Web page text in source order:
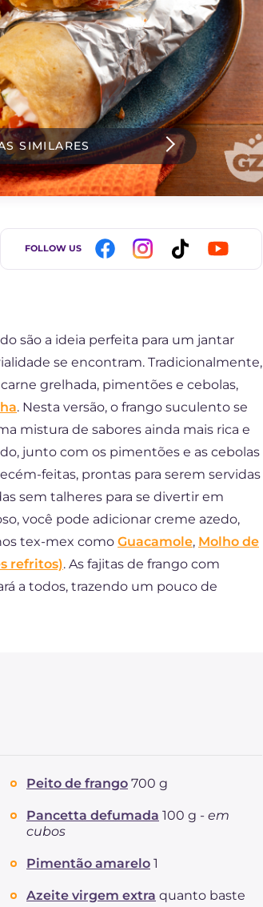
SIMILARES
FOLLOW US
são a ideia perfeita para um jantar
se encontram. Tradicionalmente,
grelhada, pimentões e cebolas,
. Nesta versão, o frango suculento se
mistura de sabores ainda mais rica e
junto com os pimentões e as cebolas
feitas, prontas para serem servidas
sem talheres para se divertir em
você pode adicionar creme azedo,
tex-mex como Guacamole, Molho de
refritos). As fajitas de frango com
a todos, trazendo um pouco de
Peito de frango 700 g
Pancetta defumada 100 g - em
cubos
Pimentão amarelo 1
Azeite virgem extra quanto baste